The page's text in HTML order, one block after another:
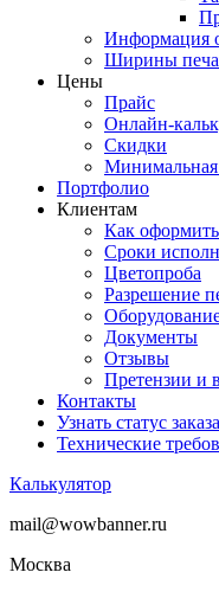
Информация
Ширины
Цены
Прайс
Онлайн-
Скидки
Минимальная
Портфолио
Клиентам
Как оформить
Сроки
Цветопроба
Разрешение
Документы
Отзывы
Претензии и
Контакты
Узнать статус заказа
Технические
Калькулятор
mail@wowbanner.ru
Москва